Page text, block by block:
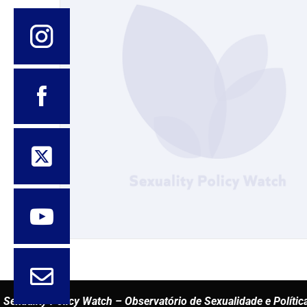
Sexuality Policy Watch – Observatório de Sexualidade e